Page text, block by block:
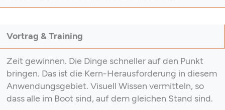
Vortrag & Training
Zeit gewinnen. Die Dinge schneller auf den Punkt
bringen. Das ist die Kern-Herausforderung in diesem
Anwendungsgebiet. Visuell Wissen vermitteln, so
dass alle im Boot sind, auf dem gleichen Stand sind.